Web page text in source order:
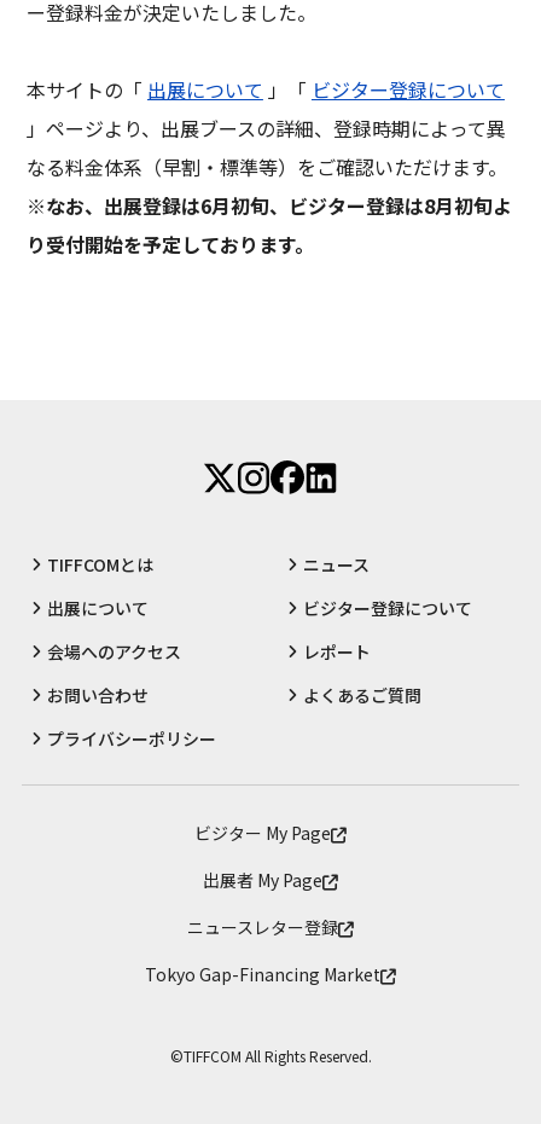
ー登録料金が決定いたしました。
本サイトの「 出展について 」「 ビジター登録について
」ページより、出展ブースの詳細、登録時期によって異
なる料金体系（早割・標準等）をご確認いただけます。
※なお、出展登録は6月初旬、ビジター登録は8月初旬よ
り受付開始を予定しております。
TIFFCOMとは
ニュース
出展について
ビジター登録について
会場へのアクセス
レポート
お問い合わせ
よくあるご質問
プライバシーポリシー
ビジター My Page
出展者 My Page
ニュースレター登録
Tokyo Gap-Financing Market
©TIFFCOM All Rights Reserved.